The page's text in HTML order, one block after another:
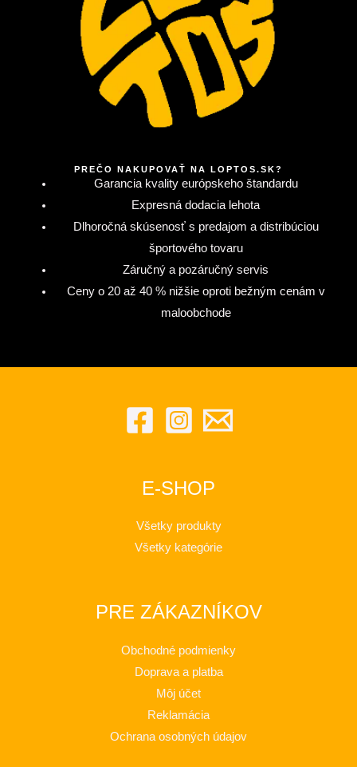
PREČO NAKUPOVAŤ NA LOPTOS.SK?
Garancia kvality európskeho štandardu
Expresná dodacia lehota
Dlhoročná skúsenosť s predajom a distribúciou
športového tovaru
Záručný a pozáručný servis
Ceny o 20 až 40 % nižšie oproti bežným cenám v
maloobchode
E-SHOP
Všetky produkty
Všetky kategórie
PRE ZÁKAZNÍKOV
Obchodné podmienky
Doprava a platba
Môj účet
Reklamácia
Ochrana osobných údajov